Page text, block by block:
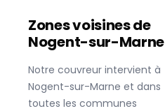
Zones voisines de
Nogent-sur-Marne
Notre couvreur intervient à
Nogent-sur-Marne et dans
toutes les communes